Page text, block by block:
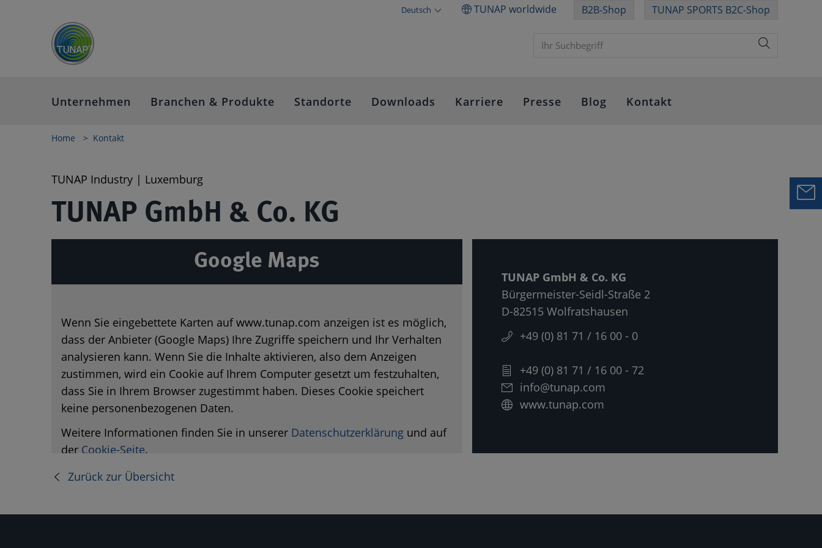
Deutsch TUNAP worldwide B2B-Shop TUNAP SPORTS B2C-Shop
Unternehmen Branchen & Produkte Standorte Downloads Karriere Presse Blog Kontakt
Home Kontakt
TUNAP Industry | Luxemburg
TUNAP GmbH & Co. KG
Google Maps
Wenn Sie eingebettete Karten auf www.tunap.com anzeigen ist es möglich,
dass der Anbieter (Google Maps) Ihre Zugriffe speichern und Ihr Verhalten
analysieren kann. Wenn Sie die Inhalte aktivieren, also dem Anzeigen
zustimmen, wird ein Cookie auf Ihrem Computer gesetzt um festzuhalten,
dass Sie in Ihrem Browser zugestimmt haben. Dieses Cookie speichert
keine personenbezogenen Daten.
Weitere Informationen finden Sie in unserer Datenschutzerklärung und auf
der Cookie-Seite.
TUNAP GmbH & Co. KG
Bürgermeister-Seidl-Straße 2
D-82515 Wolfratshausen
+49 (0) 81 71 / 16 00 - 0
+49 (0) 81 71 / 16 00 - 72
info@tunap.com
www.tunap.com
Zurück zur Übersicht